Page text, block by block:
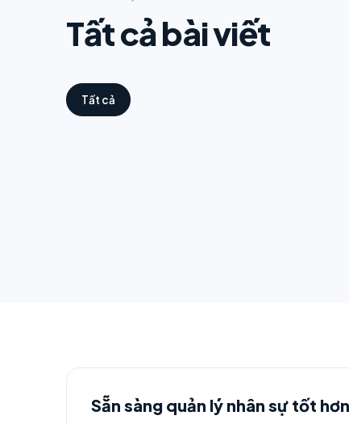
Tất cả bài viết
Tất cả
Sẵn sàng quản lý nhân sự tốt